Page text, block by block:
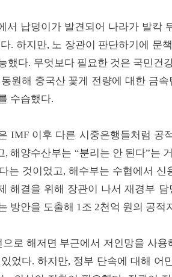
납덩이가 발견되어 나라가 발칵
. 하지만, 노 장관이 판단하기에 문
다. 무엇보다 필요한 것은 국민건
원해 중국산 꽃게 전량에 대한 금
수습했다.
IMF 이후 다른 시중은행들처럼 공
해양수산부는 “분리는 안 된다”는
는 것이었고, 해수부는 수협에서
해결을 위해 장관이 나서 재경부
방안을 도출해 1조 2천억 원의 공적
로 해저면 부근에서 저인망을 사용
었다. 하지만, 정부 단속에 대해 어